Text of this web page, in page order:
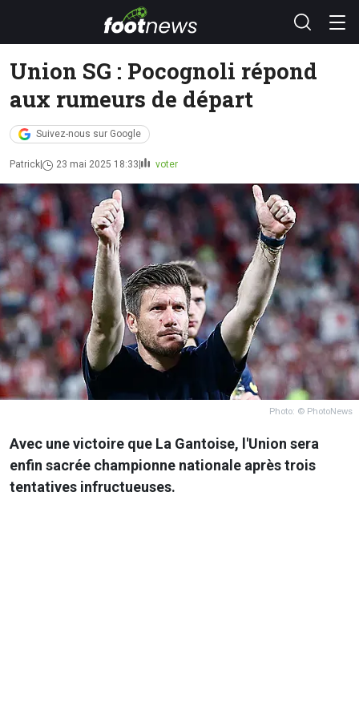
Union SG : Pocognoli répond
aux rumeurs de départ
Suivez-nous sur Google
Patrick 23 mai 2025 18:33 voter
Photo: © PhotoNews
Avec une victoire que La Gantoise, l'Union sera
enfin sacrée championne nationale après trois
tentatives infructueuses.